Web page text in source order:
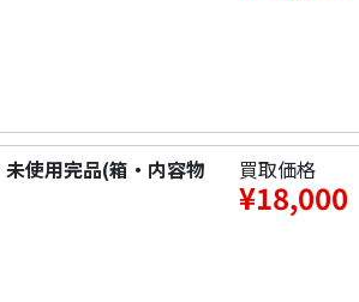
使用完品(箱・内容物 買取価格
¥18,000